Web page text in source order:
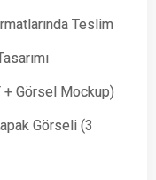
Teslim
+ Görsel Mockup)
Görseli (3